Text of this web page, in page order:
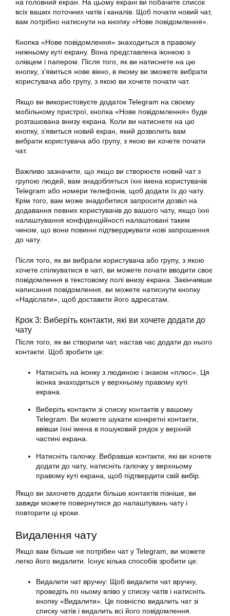
на головний екран. На цьому екрані ви побачите список
всіх ваших поточних чатів і каналів. Щоб почати новий чат,
вам потрібно натиснути на кнопку «Нове повідомлення».
Кнопка «Нове повідомлення» знаходиться в правому
нижньому куті екрану. Вона представлена іконкою з
олівцем і папером. Після того, як ви натиснете на цю
кнопку, з’явиться нове вікно, в якому ви зможете вибрати
користувача або групу, з якою ви хочете почати чат.
Якщо ви використовуєте додаток Telegram на своєму
мобільному пристрої, кнопка «Нове повідомлення» буде
розташована внизу екрана. Коли ви натиснете на цю
кнопку, з’явиться новий екран, який дозволить вам
вибрати користувача або групу, з якою ви хочете почати
чат.
Важливо зазначити, що якщо ви створюєте новий чат з
групою людей, вам знадобляться їхні імена користувачів
Telegram або номери телефонів, щоб додати їх до чату.
Крім того, вам може знадобитися запросити дозвіл на
додавання певних користувачів до вашого чату, якщо їхні
налаштування конфіденційності налаштовані таким
чином, що вони повинні підтверджувати нові запрошення
до чату.
Після того, як ви вибрали користувача або групу, з якою
хочете спілкуватися в чаті, ви можете почати вводити своє
повідомлення в текстовому полі внизу екрана. Закінчивши
написання повідомлення, ви можете натиснути кнопку
«Надіслати», щоб доставити його адресатам.
Крок 3: Виберіть контакти, які ви хочете додати до
чату
Після того, як ви створили чат, настав час додати до нього
контакти. Щоб зробити це:
Натисніть на іконку з людиною і знаком «плюс». Ця
іконка знаходиться у верхньому правому куті
екрана.
Виберіть контакти зі списку контактів у вашому
Telegram. Ви можете шукати конкретні контакти,
ввівши їхні імена в пошуковий рядок у верхній
частині екрана.
Натисніть галочку. Вибравши контакти, які ви хочете
додати до чату, натисніть галочку у верхньому
правому куті екрана, щоб підтвердити свій вибір.
Якщо ви захочете додати більше контактів пізніше, ви
завжди можете повернутися до налаштувань чату і
повторити ці кроки.
Видалення чату
Якщо вам більше не потрібен чат у Telegram, ви можете
легко його видалити. Існує кілька способів зробити це:
Видалити чат вручну: Щоб видалити чат вручну,
проведіть по ньому вліво у списку чатів і натисніть
кнопку «Видалити». Це повністю видалить чат зі
списку чатів і видалить всі його повідомлення.